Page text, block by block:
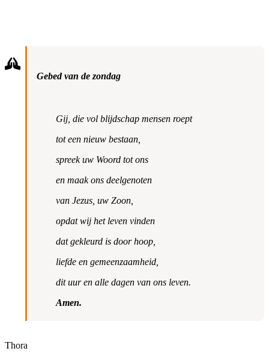
Gebed van de zondag
Gij, die vol blijdschap mensen roept
tot een nieuw bestaan,
spreek uw Woord tot ons
en maak ons deelgenoten
van Jezus, uw Zoon,
opdat wij het leven vinden
dat gekleurd is door hoop,
liefde en gemeenzaamheid,
dit uur en alle dagen van ons leven.
Amen.
Thora